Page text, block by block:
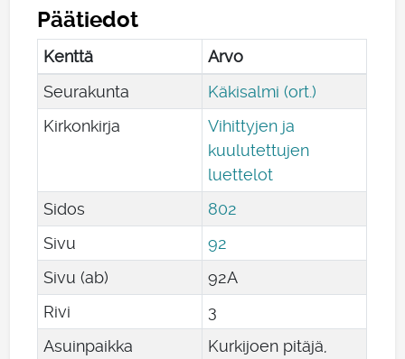
Päätiedot
Kenttä
Arvo
Seurakunta
Käkisalmi (ort.)
Kirkonkirja
Vihittyjen ja
kuulutettujen
luettelot
Sidos
802
Sivu
92
Sivu (ab)
92A
Rivi
3
Asuinpaikka
Kurkijoen pitäjä,